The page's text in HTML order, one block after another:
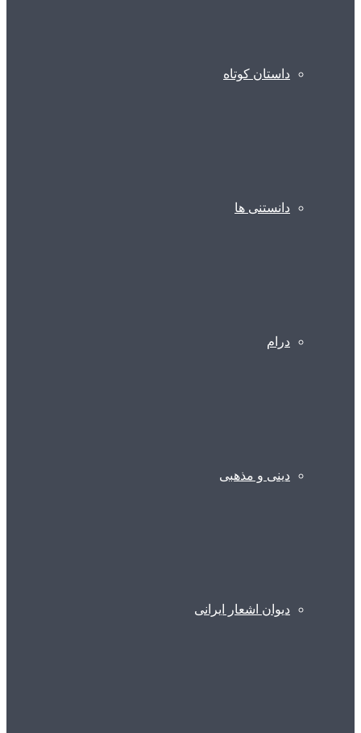
داستان کوتاه
دانستنی ها
درام
دینی و مذهبی
دیوان اشعار ایرانی